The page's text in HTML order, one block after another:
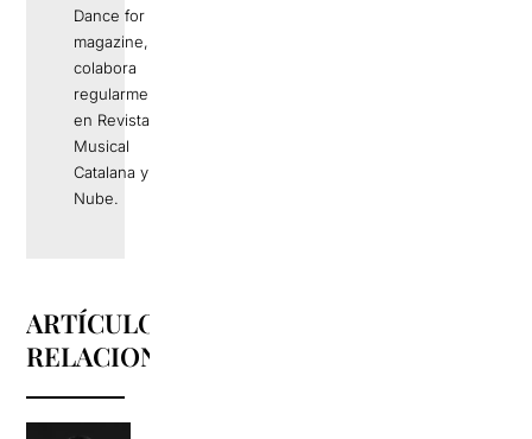
Dance for you
magazine, y
colabora
regularmente
en Revista
Musical
Catalana y
Nube.
ARTÍCULOS
RELACIONADOS